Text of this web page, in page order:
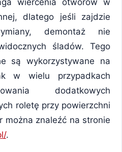
dlatego jeśli zajdzie
demontaż nie
śladów. Tego
są wykorzystywane na
w wielu przypadkach
dodatkowych
roletę przy powierzchni
można znaleźć na stronie
.